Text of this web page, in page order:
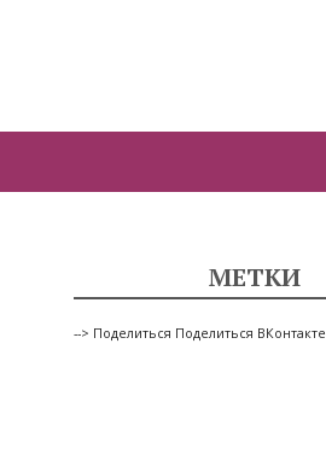
МЕТКИ
--> Поделиться Поделиться ВКонтакте